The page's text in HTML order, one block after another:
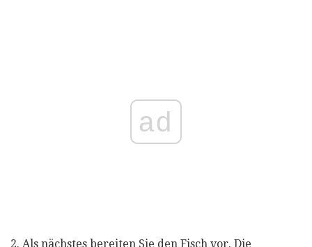
ad
2. Als nächstes bereiten Sie den Fisch vor. Die